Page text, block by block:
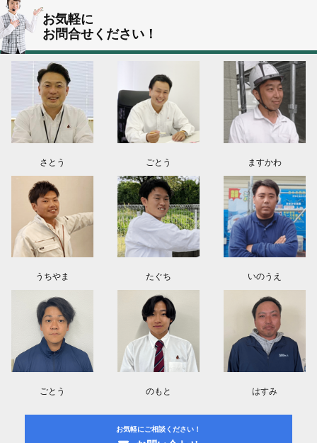
2026.08.05
群馬県伊勢崎市N様よりお問い合わせ頂きました。ありがとう御座います！
群馬県高崎市O様よりお問い合わせ頂きました。ありがとう御座います！
埼玉県上尾市K様よりお問い合わせ頂きました。ありがとう御座います！
東京都日野市K様よりお問い合わせ頂きました。ありがとう御座います！
群馬県伊勢崎市M様よりお問い合わせ頂きました。ありがとう御座います！
お気軽に
お問合せください！
さとう ごとう ますかわ
うちやま たぐち いのうえ
ごとう のもと はすみ
お気軽にご相談ください！